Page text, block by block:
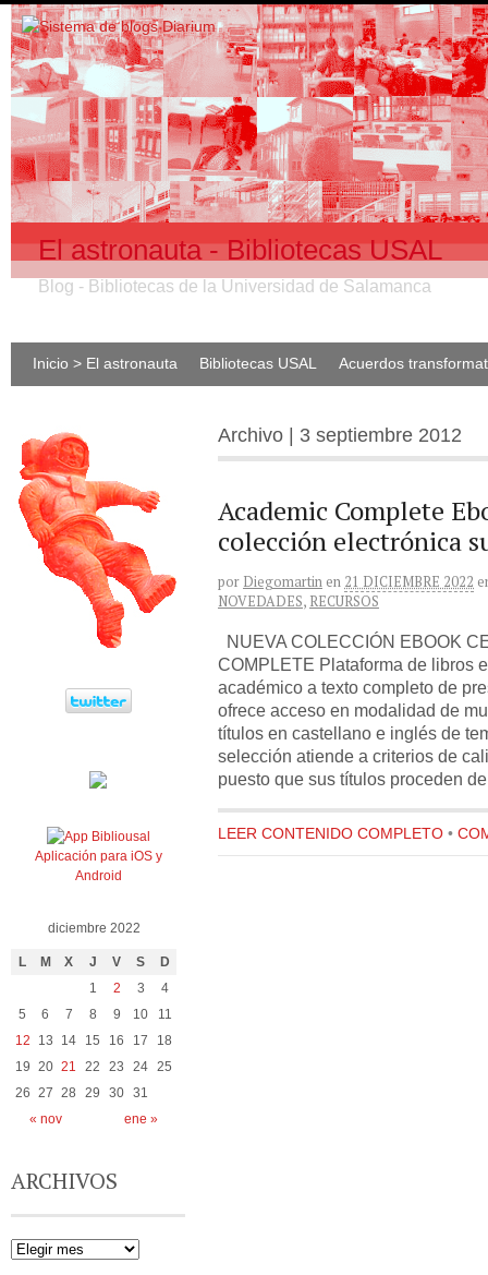
El astronauta - Bibliotecas USAL
Blog - Bibliotecas de la Universidad de Salamanca
Inicio > El astronauta Bibliotecas USAL Acuerdos
Archivo | 3 septiembre 2012
Academic Complete
colección electrónica
por Diegomartin en 21 DICIEMBRE 2022
NOVEDADES, RECURSOS
NUEVA COLECCIÓN EBOOK
COMPLETE Plataforma de libros
académico a texto completo de
ofrece acceso en modalidad de
títulos en castellano e inglés de
selección atiende a criterios de
puesto que sus títulos proceden
LEER CONTENIDO COMPLETO •
Aplicación para iOS y
Android
diciembre 2022
L M X J V S D
« nov ene »
1 2 3
4
5
6 7 8 9 10
11
12
13 14 15 16 17
18
19 20 21 22 23 24 25
26 27 28 29 30 31
ARCHIVOS